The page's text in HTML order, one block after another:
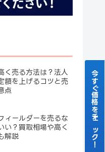
く売る方法は？法人
額を上げるコツと売
点
ィールダーを売るな
い？買取相場や高く
解説
今すぐ価格をチェック！